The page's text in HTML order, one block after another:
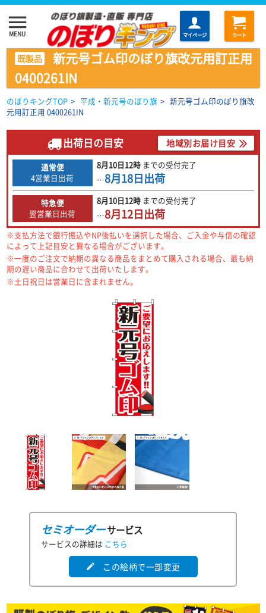
menu
MENU マイページ カート
既製品
新元号ゴム印のぼり旗改元用訂正用
0400261IN
のぼりキングTOP > 平成・新元号のぼり旗 > 新元号ゴム印のぼり旗改
元用訂正用 0400261IN
出荷日の目安 地域別お届け目安
通常便
4営業日出荷
8月10日12時 までの受付完了
…8月18日出荷
特急便
翌営業日出荷
8月10日12時 までの受付完了
…8月12日出荷
※支払方法で銀行振込やNP後払いを選択した場合、ご入金や与信の確認
によって上記目安と異なる場合がございます。
※一度のご注文で納期の異なる商品をまとめて購入される場合、最も納
期の遅い商品に合わせて出荷いたします。
※土日祝日は営業日に含まれません。
セミオーダーサービス
サービスの詳細は こちら
edit この絵柄で一部変更